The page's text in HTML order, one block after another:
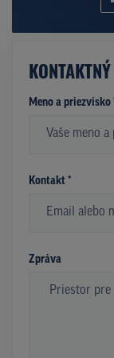
Meno a priezvisko
Kontakt *
Zpráva